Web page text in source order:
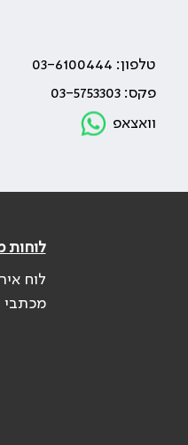
טלפון: 03-6100444
פקס: 03-5753303
וואצאפ
לוחות
לוח
מכתבי